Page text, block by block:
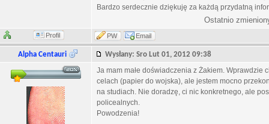
Bardzo serdecznie dziękuję za każdą przydatną
Ostatnio
Profil PW Email
Alpha Centauri Wysłany: Sro Lut 01, 2012 09:38
Ja mam małe doświadczenia z Żakiem. Wprawdzie
celach (papier do wojska), ale jestem mocno
na studiach. Nie doradzę, ci nic konkretnego, ale
policealnych.
Powodzenia!